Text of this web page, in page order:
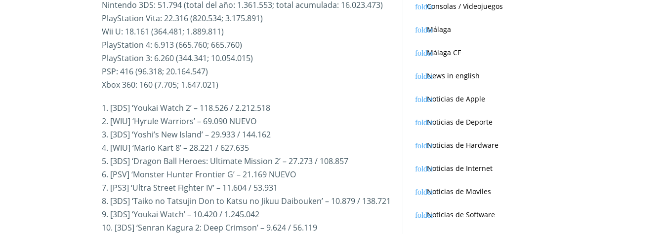
Nintendo 3DS: 51.794 (total del año: 1.361.553; total acumulada: 16.023.473)
PlayStation Vita: 22.316 (820.534; 3.175.891)
Wii U: 18.161 (364.481; 1.889.811)
PlayStation 4: 6.913 (665.760; 665.760)
PlayStation 3: 6.260 (344.341; 10.054.015)
PSP: 416 (96.318; 20.164.547)
Xbox 360: 160 (7.705; 1.647.021)
1. [3DS] ‘Youkai Watch 2’ – 118.526 / 2.212.518
2. [WIU] ‘Hyrule Warriors’ – 69.090 NUEVO
3. [3DS] ‘Yoshi’s New Island’ – 29.933 / 144.162
4. [WIU] ‘Mario Kart 8’ – 28.221 / 627.635
5. [3DS] ‘Dragon Ball Heroes: Ultimate Mission 2’ – 27.273 / 108.857
6. [PSV] ‘Monster Hunter Frontier G’ – 21.169 NUEVO
7. [PS3] ‘Ultra Street Fighter IV’ – 11.604 / 53.931
8. [3DS] ‘Taiko no Tatsujin Don to Katsu no Jikuu Daibouken’ – 10.879 / 138.721
9. [3DS] ‘Youkai Watch’ – 10.420 / 1.245.042
10. [3DS] ‘Senran Kagura 2: Deep Crimson’ – 9.624 / 56.119
Consolas / Videojuegos
Málaga
Málaga CF
News in english
Noticias de Apple
Noticias de Deporte
Noticias de Hardware
Noticias de Internet
Noticias de Moviles
Noticias de Software